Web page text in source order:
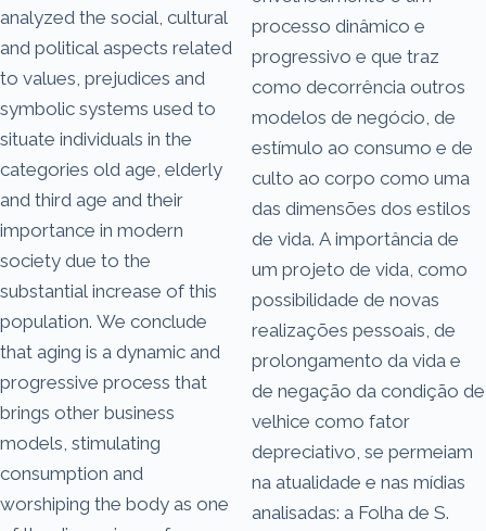
analyzed the social, cultural
and political aspects related
to values, prejudices and
symbolic systems used to
situate individuals in the
categories old age, elderly
and third age and their
importance in modern
society due to the
substantial increase of this
population. We conclude
that aging is a dynamic and
progressive process that
brings other business
models, stimulating
consumption and
worshiping the body as one
processo dinâmico e
progressivo e que traz
como decorrência outros
modelos de negócio, de
estímulo ao consumo e de
culto ao corpo como uma
das dimensões dos estilos
de vida. A importância de
um projeto de vida, como
possibilidade de novas
realizações pessoais, de
prolongamento da vida e
de negação da condição de
velhice como fator
depreciativo, se permeiam
na atualidade e nas mídias
analisadas: a Folha de S.